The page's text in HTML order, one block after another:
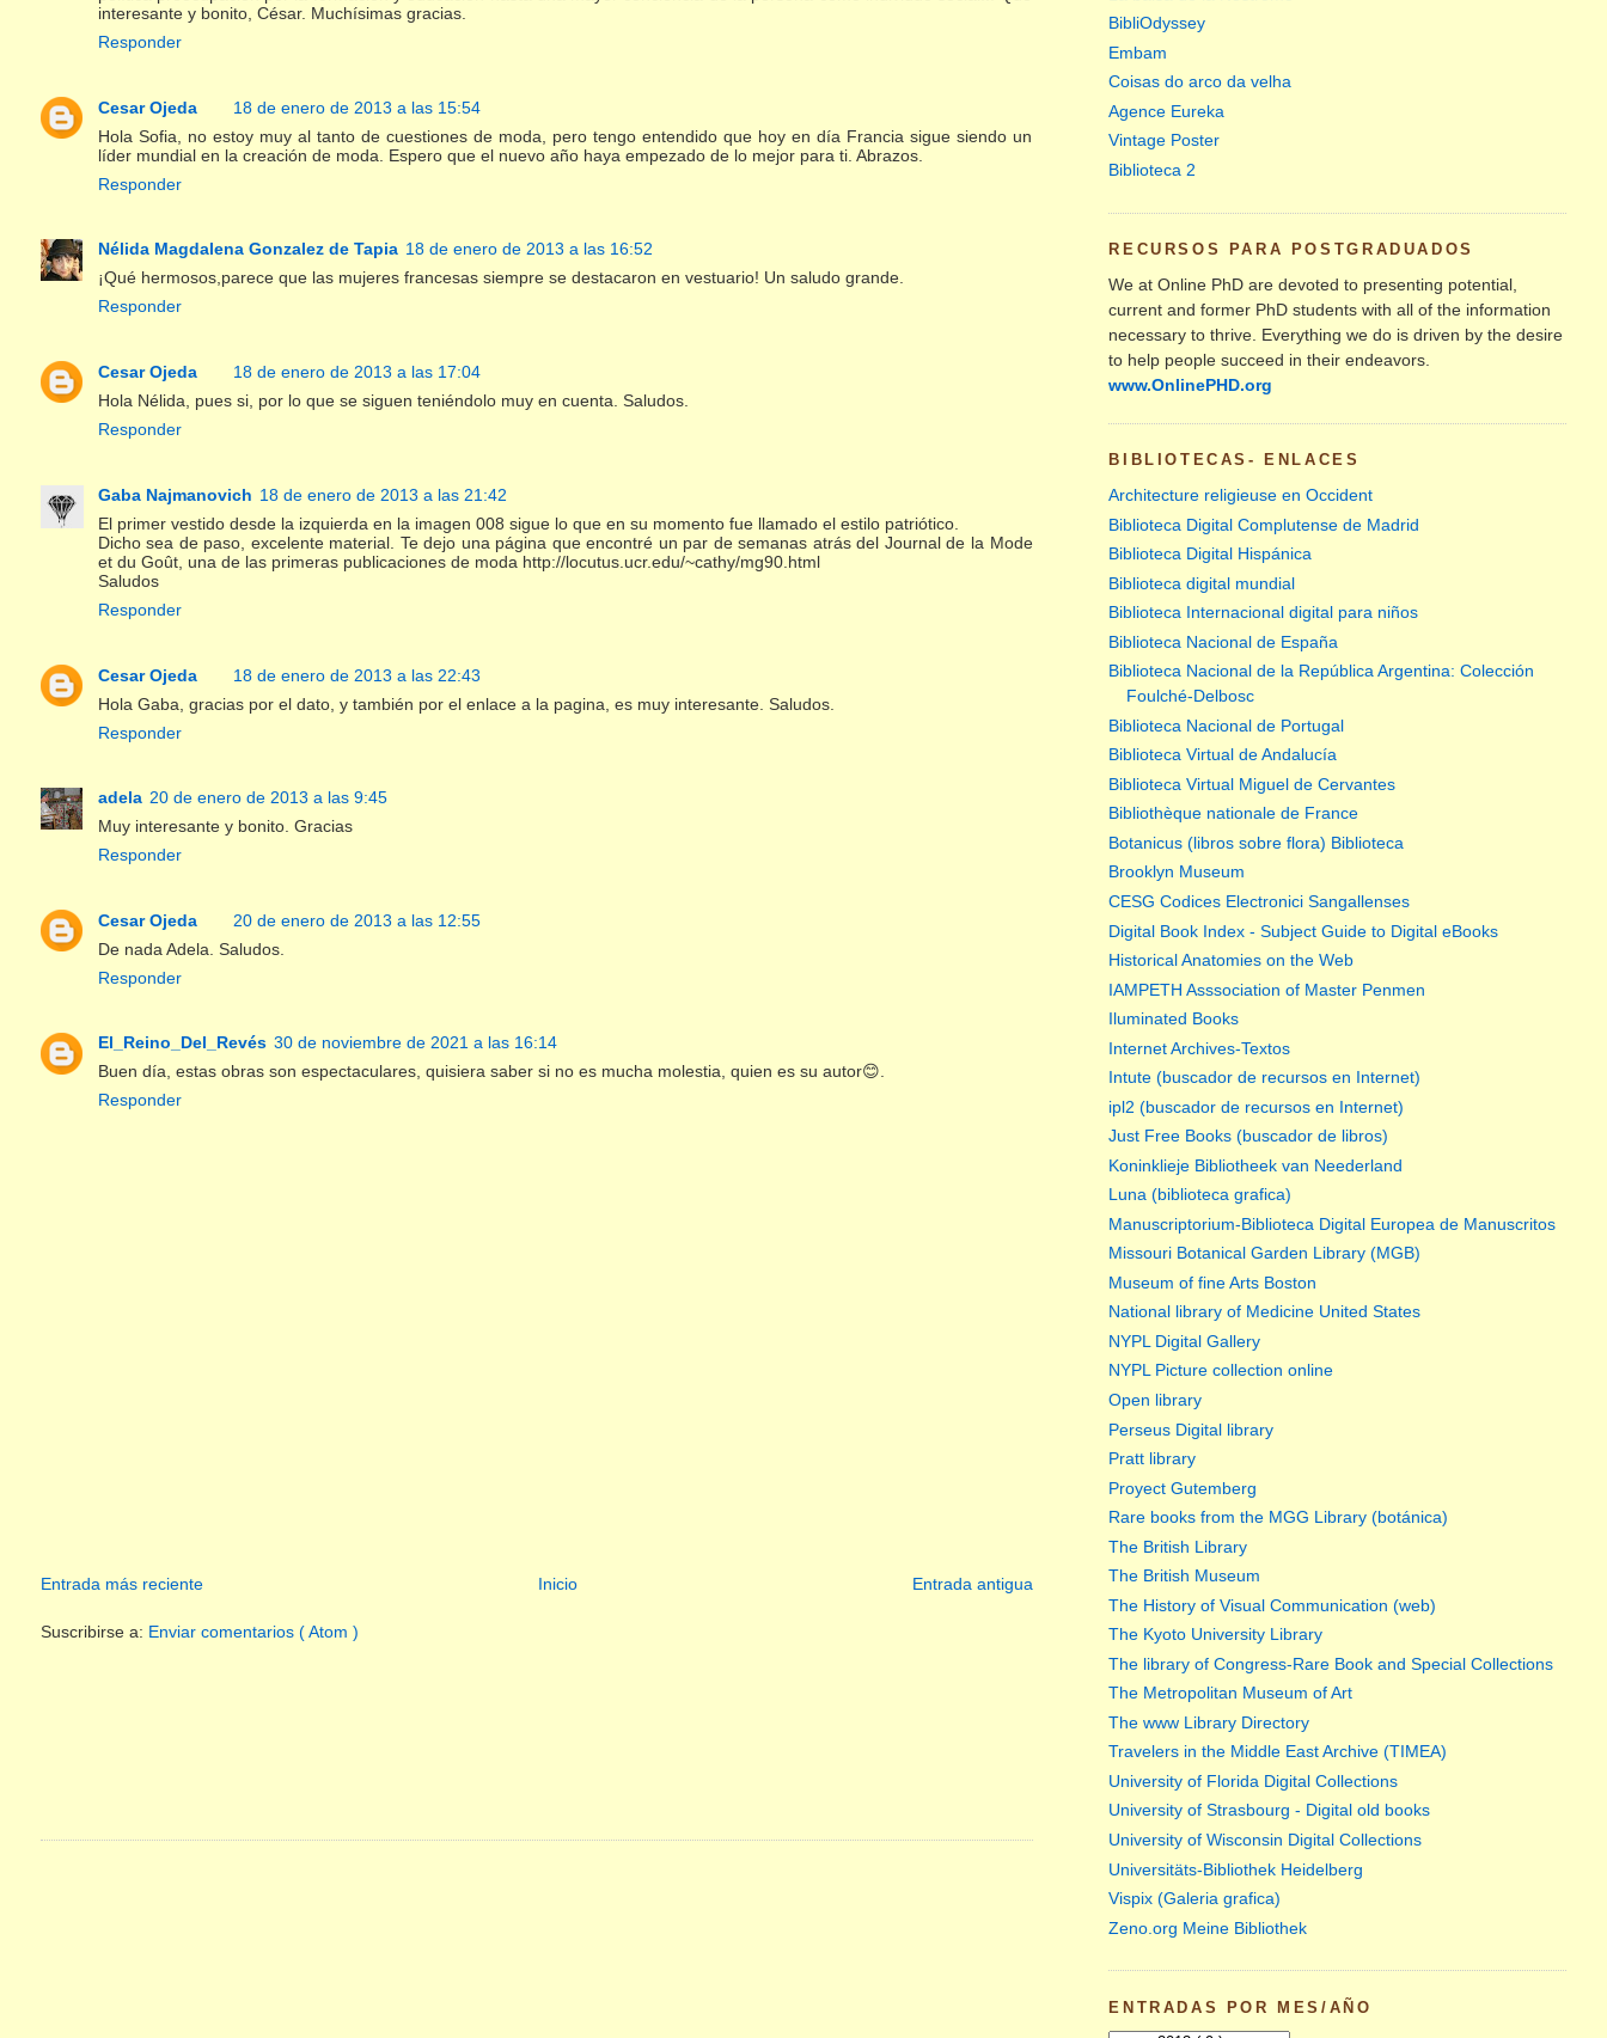
interesante y bonito, César. Muchísimas gracias.
Responder
Cesar Ojeda
18 de enero de 2013 a las 15:54
Hola Sofia, no estoy muy al tanto de cuestiones de moda, pero tengo entendido que hoy en día Francia sigue siendo un
líder mundial en la creación de moda. Espero que el nuevo año haya empezado de lo mejor para ti. Abrazos.
Responder
Nélida Magdalena Gonzalez de Tapia 18 de enero de 2013 a las 16:52
¡Qué hermosos,parece que las mujeres francesas siempre se destacaron en vestuario! Un saludo grande.
Responder
Cesar Ojeda
18 de enero de 2013 a las 17:04
Hola Nélida, pues si, por lo que se siguen teniéndolo muy en cuenta. Saludos.
Responder
Gaba Najmanovich 18 de enero de 2013 a las 21:42
El primer vestido desde la izquierda en la imagen 008 sigue lo que en su momento fue llamado el estilo patriótico.
Dicho sea de paso, excelente material. Te dejo una página que encontré un par de semanas atrás del Journal de la Mode
et du Goût, una de las primeras publicaciones de moda http://locutus.ucr.edu/~cathy/mg90.html
Saludos
Responder
Cesar Ojeda
18 de enero de 2013 a las 22:43
Hola Gaba, gracias por el dato, y también por el enlace a la pagina, es muy interesante. Saludos.
Responder
adela 20 de enero de 2013 a las 9:45
Muy interesante y bonito. Gracias
Responder
Cesar Ojeda
20 de enero de 2013 a las 12:55
De nada Adela. Saludos.
Responder
El_Reino_Del_Revés 30 de noviembre de 2021 a las 16:14
Buen día, estas obras son espectaculares, quisiera saber si no es mucha molestia, quien es su autor😊.
Responder
Entrada más reciente Entrada antigua
Inicio
Suscribirse a: Enviar comentarios ( Atom )
BibliOdyssey
Embam
Coisas do arco da velha
Agence Eureka
Vintage Poster
Biblioteca 2
RECURSOS PARA POSTGRADUADOS
We at Online PhD are devoted to presenting potential,
current and former PhD students with all of the information
necessary to thrive. Everything we do is driven by the desire
to help people succeed in their endeavors.
www.OnlinePHD.org
BIBLIOTECAS- ENLACES
Architecture religieuse en Occident
Biblioteca Digital Complutense de Madrid
Biblioteca Digital Hispánica
Biblioteca digital mundial
Biblioteca Internacional digital para niños
Biblioteca Nacional de España
Biblioteca Nacional de la República Argentina: Colección
Foulché-Delbosc
Biblioteca Nacional de Portugal
Biblioteca Virtual de Andalucía
Biblioteca Virtual Miguel de Cervantes
Bibliothèque nationale de France
Botanicus (libros sobre flora) Biblioteca
Brooklyn Museum
CESG Codices Electronici Sangallenses
Digital Book Index - Subject Guide to Digital eBooks
Historical Anatomies on the Web
IAMPETH Asssociation of Master Penmen
Iluminated Books
Internet Archives-Textos
Intute (buscador de recursos en Internet)
ipl2 (buscador de recursos en Internet)
Just Free Books (buscador de libros)
Koninklieje Bibliotheek van Neederland
Luna (biblioteca grafica)
Manuscriptorium-Biblioteca Digital Europea de Manuscritos
Missouri Botanical Garden Library (MGB)
Museum of fine Arts Boston
National library of Medicine United States
NYPL Digital Gallery
NYPL Picture collection online
Open library
Perseus Digital library
Pratt library
Proyect Gutemberg
Rare books from the MGG Library (botánica)
The British Library
The British Museum
The History of Visual Communication (web)
The Kyoto University Library
The library of Congress-Rare Book and Special Collections
The Metropolitan Museum of Art
The www Library Directory
Travelers in the Middle East Archive (TIMEA)
University of Florida Digital Collections
University of Strasbourg - Digital old books
University of Wisconsin Digital Collections
Universitäts-Bibliothek Heidelberg
Vispix (Galeria grafica)
Zeno.org Meine Bibliothek
ENTRADAS POR MES/AÑO